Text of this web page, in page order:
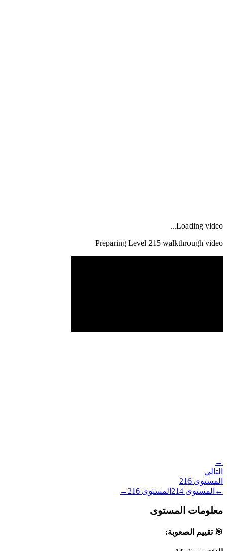
Loading video...
Preparing Level 215 walkthrough video
→
التالي
المستوى 216
← المستوى 214 المستوى 216
→
معلومات المستوى
🎯 تقييم الصعوبة: